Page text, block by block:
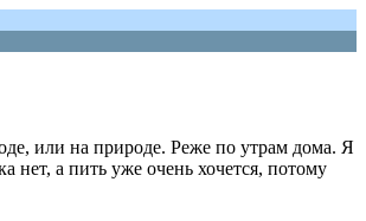
или на природе. Реже по утрам дома. Я
нет, а пить уже очень хочется, потому